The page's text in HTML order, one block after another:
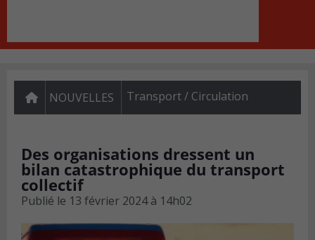
NOUVELLES Transport / Circulation
Des organisations dressent un
bilan catastrophique du transport
collectif
Publié le 13 février 2024 à 14h02